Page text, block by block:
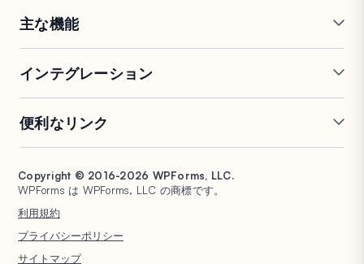
プレス
主な機能
条件付きロジック
会話型フォーム
フォームランディングページ
エントリー管理
フォーム放棄
フォーム通知
ファイルアップロード
計算フォーム
ジオロケーションフォーム
PDF生成
署名フォーム
スパム保護
アンケートと投票
インテグレーション
Google Sheets
Salesforce
HubSpot
Google ドライブ
Stripe
PayPal
Square
便利なリンク
ドキュメント
プランと料金
WordPress ホスティング
WPBeginner
WPConsent
Universally
Copyright © 2016-2026 WPForms, LLC.
WPForms は WPForms, LLC の商標です。
利用規約
プライバシーポリシー
サイトマップ